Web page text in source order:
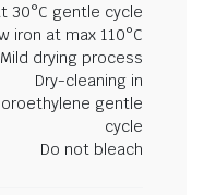
30°C gentle cycle
iron at max 110°C
Mild drying process
Dry-cleaning in
gentle
cycle
Do not bleach